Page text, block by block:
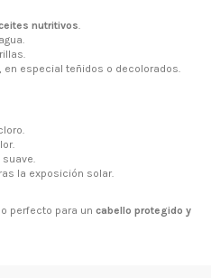
nutritivos.
especial teñidos o decolorados.
la exposición solar.
perfecto para un cabello protegido y